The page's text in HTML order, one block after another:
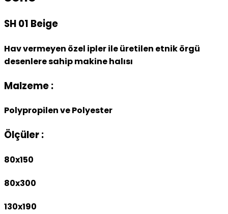
SH 01 Beige
Hav vermeyen özel ipler ile üretilen etnik örgü
desenlere sahip makine halısı
Malzeme :
Polypropilen ve Polyester
Ölçüler :
80x150
80x300
130x190